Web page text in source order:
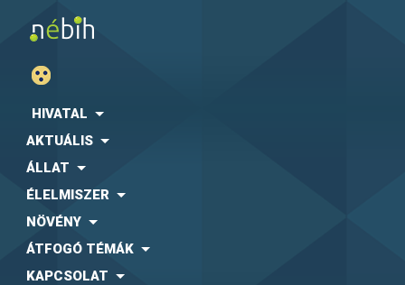
HIVATAL
AKTUÁLIS
ÁLLAT
ÉLELMISZER
NÖVÉNY
ÁTFOGÓ TÉMÁK
KAPCSOLAT